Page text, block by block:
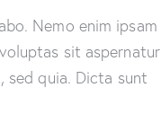
Nemo enim ipsam
sit aspernatur
quia. Dicta sunt